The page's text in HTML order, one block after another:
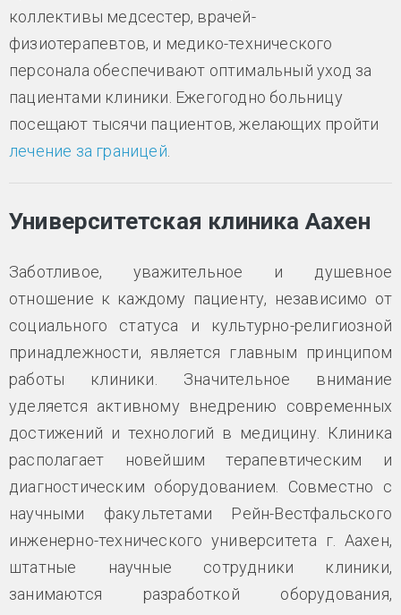
коллективы медсестер, врачей-
физиотерапевтов, и медико-технического
персонала обеспечивают оптимальный уход за
пациентами клиники. Ежегогодно больницу
посещают тысячи пациентов, желающих пройти
лечение за границей
Университетская клиника Аахен
Заботливое, уважительное и душевное
отношение к каждому пациенту, независимо от
социального статуса и культурно-религиозной
принадлежности, является главным принципом
работы клиники. Значительное внимание
уделяется активному внедрению современных
достижений и технологий в медицину. Клиника
располагает новейшим терапевтическим и
диагностическим оборудованием. Совместно с
научными факультетами Рейн-Вестфальского
инженерно-технического университета г. Аахен,
штатные научные сотрудники клиники,
занимаются разработкой оборудования,